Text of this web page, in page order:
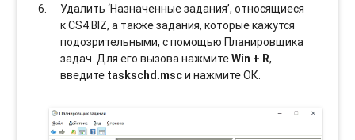
Удалить ‘Назначенные задания’, относящиеся
к CS4.BIZ, а также задания, которые кажутся
подозрительными, с помощью Планировщика
задач. Для его вызова нажмитеWin + R,
введите taskschd.mscи нажмите ОК.